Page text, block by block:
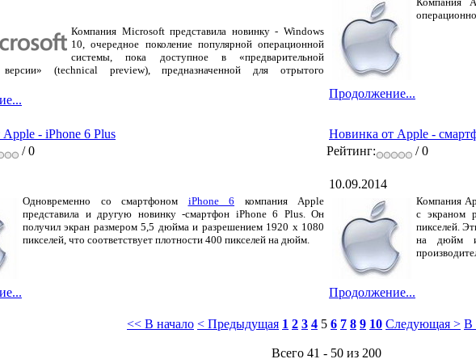
Компания Microsoft представила новинку - Windows
10, очередное поколение популярной операционной
системы, пока доступное в «предварительной
версии» (technical preview), предназначенной для отрытого
Продолжение...
- iPhone 6 Plus
/ 0
Одновременно со смартфоном iPhone 6 компания Apple
представила и другую новинку -смартфон iPhone 6 Plus. Он
получил экран размером 5,5 дюйма и разрешением 1920 x 1080
пикселей, что соответствует плотности 400 пикселей на дюйм.
Новинка от Apple -
Рейтинг:
/ 0
10.09.2014
Компания
с экраном
пикселей.
на дюйм
Продолжение...
<< В начало < Предыдущая 1 2 3 4 5 6 7 8 9 10 Следующая > В
Всего 41 - 50 из 200